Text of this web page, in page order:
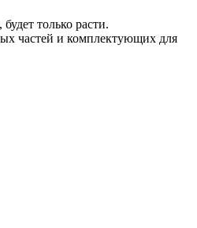
только расти.
частей и комплектующих для